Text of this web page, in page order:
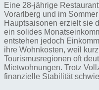
Eine 28-jährige
Vorarlberg und im
Hauptsaisonen erzielt sie
ein solides
entstehen jedoch
ihre Wohnkosten, weil
Tourismusregionen oft
Mietwohnungen. Trotz
finanzielle Stabilität